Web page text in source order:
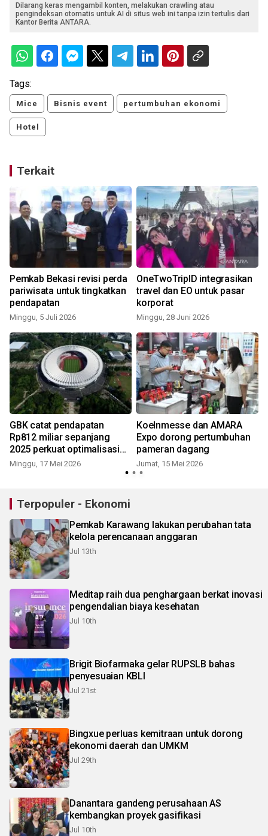
Dilarang keras mengambil konten, melakukan crawling atau
pengindeksan otomatis untuk AI di situs web ini tanpa izin tertulis dari
Kantor Berita ANTARA.
Tags:
Mice Bisnis event pertumbuhan ekonomi
Hotel
Terkait
Pemkab Bekasi revisi perda
pariwisata untuk tingkatkan
pendapatan
Minggu, 5 Juli 2026
OneTwoTripID integrasikan
travel dan EO untuk pasar
korporat
Minggu, 28 Juni 2026
GBK catat pendapatan
Rp812 miliar sepanjang
2025 perkuat optimalisasi
aset negara
Minggu, 17 Mei 2026
Koelnmesse dan AMARA
Expo dorong pertumbuhan
pameran dagang
Jumat, 15 Mei 2026
Terpopuler - Ekonomi
Pemkab Karawang lakukan perubahan tata
kelola perencanaan anggaran
Jul 13th
Meditap raih dua penghargaan berkat inovasi
pengendalian biaya kesehatan
Jul 10th
Brigit Biofarmaka gelar RUPSLB bahas
penyesuaian KBLI
Jul 21st
Bingxue perluas kemitraan untuk dorong
ekonomi daerah dan UMKM
Jul 29th
Danantara gandeng perusahaan AS
kembangkan proyek gasifikasi
Jul 10th